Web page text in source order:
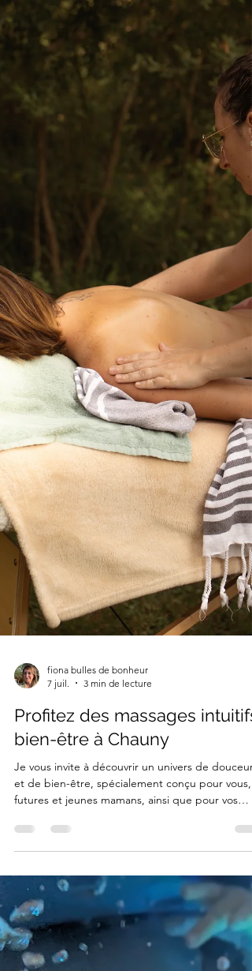
fiona bulles de bonheur
7 juil.
3 min de lecture
Profitez des massages intuitifs
bien-être à Chauny
et de bien-être, spécialement conçu pour vous,
futures et jeunes mamans, ainsi que pour vos
bébés. Les massages intuitifs